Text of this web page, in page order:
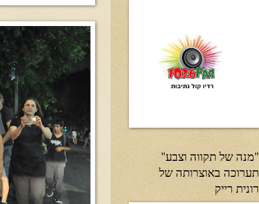
"מנה של תקווה וצבע"
תערוכה באוצרותה של
רונית רייק